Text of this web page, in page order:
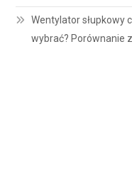
Wentylator słupkowy
wybrać? Porównanie